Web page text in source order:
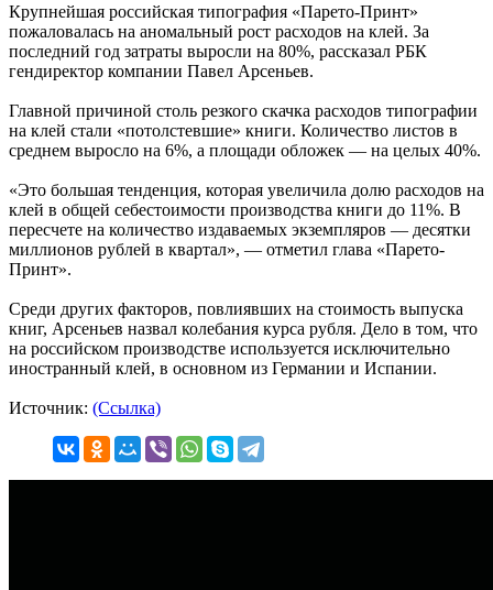
Крупнейшая российская типография «Парето-Принт»
пожаловалась на аномальный рост расходов на клей. За
последний год затраты выросли на 80%, рассказал РБК
гендиректор компании Павел Арсеньев.
Главной причиной столь резкого скачка расходов типографии
на клей стали «потолстевшие» книги. Количество листов в
среднем выросло на 6%, а площади обложек — на целых 40%.
«Это большая тенденция, которая увеличила долю расходов на
клей в общей себестоимости производства книги до 11%. В
пересчете на количество издаваемых экземпляров — десятки
миллионов рублей в квартал», — отметил глава «Парето-
Принт».
Среди других факторов, повлиявших на стоимость выпуска
книг, Арсеньев назвал колебания курса рубля. Дело в том, что
на российском производстве используется исключительно
иностранный клей, в основном из Германии и Испании.
Источник: (Ссылка)